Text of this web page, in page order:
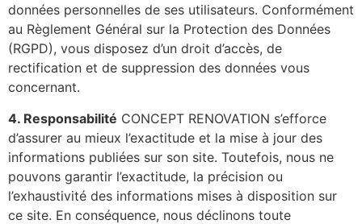
données personnelles de ses utilisateurs. Conformément
au Règlement Général sur la Protection des Données
(RGPD), vous disposez d’un droit d’accès, de
rectification et de suppression des données vous
concernant.
4. Responsabilité CONCEPT RENOVATION s’efforce
d’assurer au mieux l’exactitude et la mise à jour des
informations publiées sur son site. Toutefois, nous ne
pouvons garantir l’exactitude, la précision ou
l’exhaustivité des informations mises à disposition sur
ce site. En conséquence, nous déclinons toute